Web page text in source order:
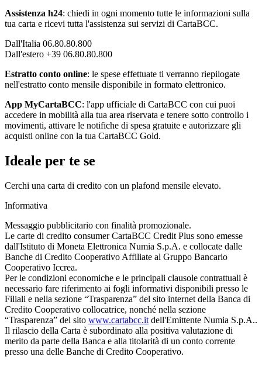
Assistenza h24: chiedi in ogni momento tutte le informazioni sulla
tua carta e ricevi tutta l'assistenza sui servizi di CartaBCC.
Dall'Italia 06.80.80.800
Dall'estero +39 06.80.80.800
Estratto conto online: le spese effettuate ti verranno riepilogate
nell'estratto conto mensile disponibile in formato elettronico.
App MyCartaBCC: l'app ufficiale di CartaBCC con cui puoi
accedere in mobilità alla tua area riservata e tenere sotto controllo i
movimenti, attivare le notifiche di spesa gratuite e autorizzare gli
acquisti online con la tua CartaBCC Gold.
Ideale per te se
Cerchi una carta di credito con un plafond mensile elevato.
Informativa
Messaggio pubblicitario con finalità promozionale.
Le carte di credito consumer CartaBCC Credit Plus sono emesse
dall'Istituto di Moneta Elettronica Numia S.p.A. e collocate dalle
Banche di Credito Cooperativo Affiliate al Gruppo Bancario
Cooperativo Iccrea.
Per le condizioni economiche e le principali clausole contrattuali è
necessario fare riferimento ai fogli informativi disponibili presso le
Filiali e nella sezione “Trasparenza” del sito internet della Banca di
Credito Cooperativo collocatrice, nonché nella sezione
“Trasparenza” del sito www.cartabcc.it dell'Emittente Numia S.p.A..
Il rilascio della Carta è subordinato alla positiva valutazione di
merito da parte della Banca e alla titolarità di un conto corrente
presso una delle Banche di Credito Cooperativo.